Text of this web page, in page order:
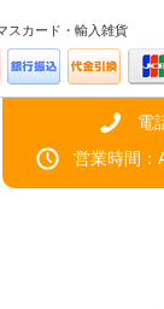
スカード・輸入雑貨
電
営業時間：